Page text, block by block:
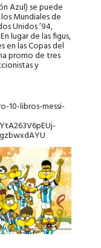
Azul) se puede
Mundiales de
Unidos ’94,
lugar de las figus,
las Copas del
promo de tres
y
10-libros-messi-